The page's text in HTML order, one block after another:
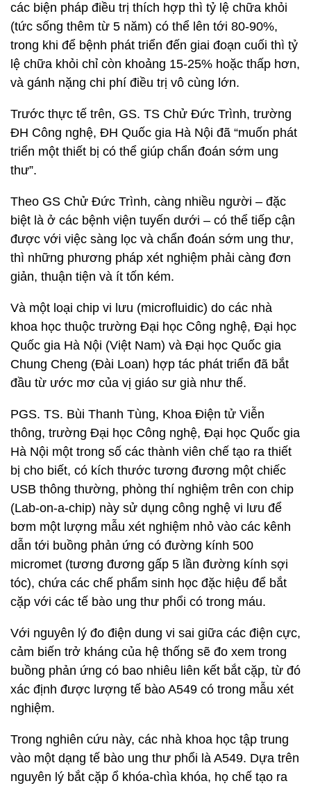
các biện pháp điều trị thích hợp thì tỷ lệ chữa khỏi
(tức sống thêm từ 5 năm) có thể lên tới 80-90%,
trong khi để bệnh phát triển đến giai đoạn cuối thì tỷ
lệ chữa khỏi chỉ còn khoảng 15-25% hoặc thấp hơn,
và gánh nặng chi phí điều trị vô cùng lớn.
Trước thực tế trên, GS. TS Chử Đức Trình, trường
ĐH Công nghệ, ĐH Quốc gia Hà Nội đã “muốn phát
triển một thiết bị có thể giúp chẩn đoán sớm ung
thư”.
Theo GS Chử Đức Trình, càng nhiều người – đặc
biệt là ở các bệnh viện tuyến dưới – có thể tiếp cận
được với việc sàng lọc và chẩn đoán sớm ung thư,
thì những phương pháp xét nghiệm phải càng đơn
giản, thuận tiện và ít tốn kém.
Và một loại chip vi lưu (microfluidic) do các nhà
khoa học thuộc trường Đại học Công nghệ, Đại học
Quốc gia Hà Nội (Việt Nam) và Đại học Quốc gia
Chung Cheng (Đài Loan) hợp tác phát triển đã bắt
đầu từ ước mơ của vị giáo sư già như thế.
PGS. TS. Bùi Thanh Tùng, Khoa Điện tử Viễn
thông, trường Đại học Công nghệ, Đại học Quốc gia
Hà Nội một trong số các thành viên chế tạo ra thiết
bị cho biết, có kích thước tương đương một chiếc
USB thông thường, phòng thí nghiệm trên con chip
(Lab-on-a-chip) này sử dụng công nghệ vi lưu để
bơm một lượng mẫu xét nghiệm nhỏ vào các kênh
dẫn tới buồng phản ứng có đường kính 500
micromet (tương đương gấp 5 lần đường kính sợi
tóc), chứa các chế phẩm sinh học đặc hiệu để bắt
cặp với các tế bào ung thư phổi có trong máu.
Với nguyên lý đo điện dung vi sai giữa các điện cực,
cảm biến trở kháng của hệ thống sẽ đo xem trong
buồng phản ứng có bao nhiêu liên kết bắt cặp, từ đó
xác định được lượng tế bào A549 có trong mẫu xét
nghiệm.
Trong nghiên cứu này, các nhà khoa học tập trung
vào một dạng tế bào ung thư phổi là A549. Dựa trên
nguyên lý bắt cặp ổ khóa-chìa khóa, họ chế tạo ra